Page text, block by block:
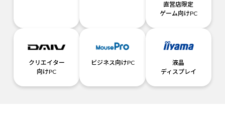
直営店限定
ゲーム向けPC
クリエイター
向けPC
ビジネス向けPC
液晶
ディスプレイ